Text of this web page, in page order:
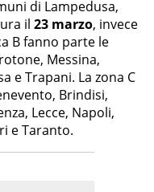
di Lampedusa,
il 23 marzo, invece
B fanno parte le
Messina,
e Trapani. La zona C
Brindisi,
Lecce, Napoli,
e Taranto.